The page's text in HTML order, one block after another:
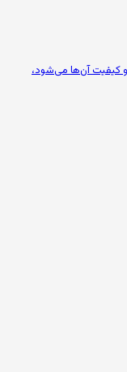
کیفیت آن‌ها می‌شود،